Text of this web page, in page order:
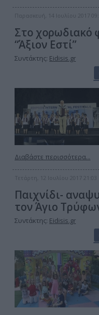
Παρασκευή, 14 Ιουλίου 2017
Στο χορωδιακό
“Άξιον Εστί”
Συντάκτης: Eidisis.gr
Διαβάστε περισσότερα...
Τετάρτη, 12 Ιουλίου 2017 21:03
Παιχνίδι-
τον Άγιο
Συντάκτης: Eidisis.gr